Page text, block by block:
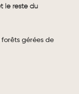
le reste du
gérées de